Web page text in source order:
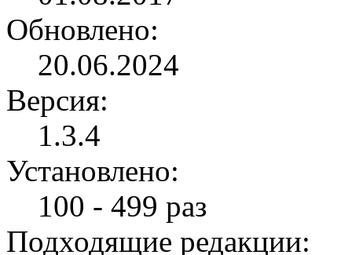
Обновлено:
20.06.2024
Версия:
1.3.4
Установлено:
100 - 499 раз
Подходящие редакции: